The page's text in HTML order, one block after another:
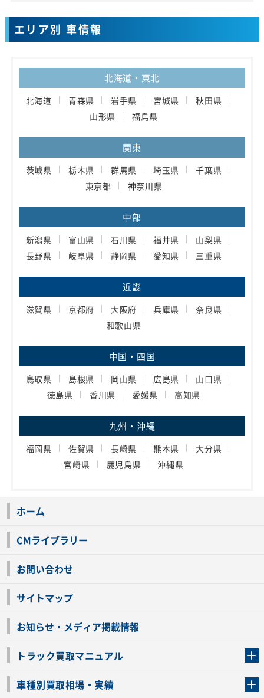
エリア別 車情報
北海道・東北
北海道 青森県 岩手県 宮城県
秋田県
山形県
福島県
関東
茨城県 栃木県 群馬県 埼玉県
千葉県
東京都
神奈川県
中部
新潟県 富山県 石川県 福井県
山梨県
長野県
岐阜県 静岡県 愛知県 三重県
近畿
滋賀県 京都府 大阪府 兵庫県
奈良県
和歌山県
中国・四国
鳥取県 島根県 岡山県 広島県
山口県
徳島県
香川県 愛媛県 高知県
九州・沖縄
福岡県 佐賀県 長崎県 熊本県
大分県
宮崎県
鹿児島県 沖縄県
ホーム
CMライブラリー
お問い合わせ
サイトマップ
お知らせ・メディア掲載情報
トラック買取マニュアル
車種別買取相場・実績